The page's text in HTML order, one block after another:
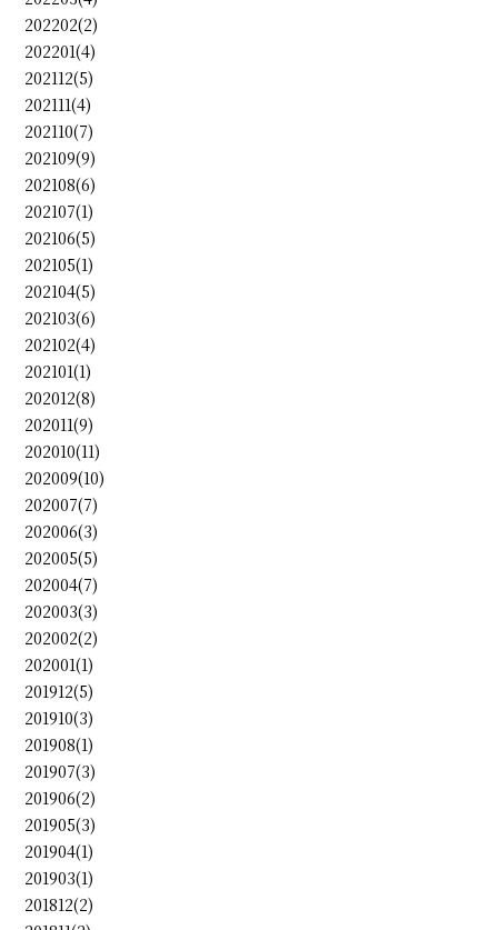
202202(2)
202201(4)
202112(5)
202111(4)
202110(7)
202109(9)
202108(6)
202107(1)
202106(5)
202105(1)
202104(5)
202103(6)
202102(4)
202101(1)
202012(8)
202011(9)
202010(11)
202009(10)
202007(7)
202006(3)
202005(5)
202004(7)
202003(3)
202002(2)
202001(1)
201912(5)
201910(3)
201908(1)
201907(3)
201906(2)
201905(3)
201904(1)
201903(1)
201812(2)